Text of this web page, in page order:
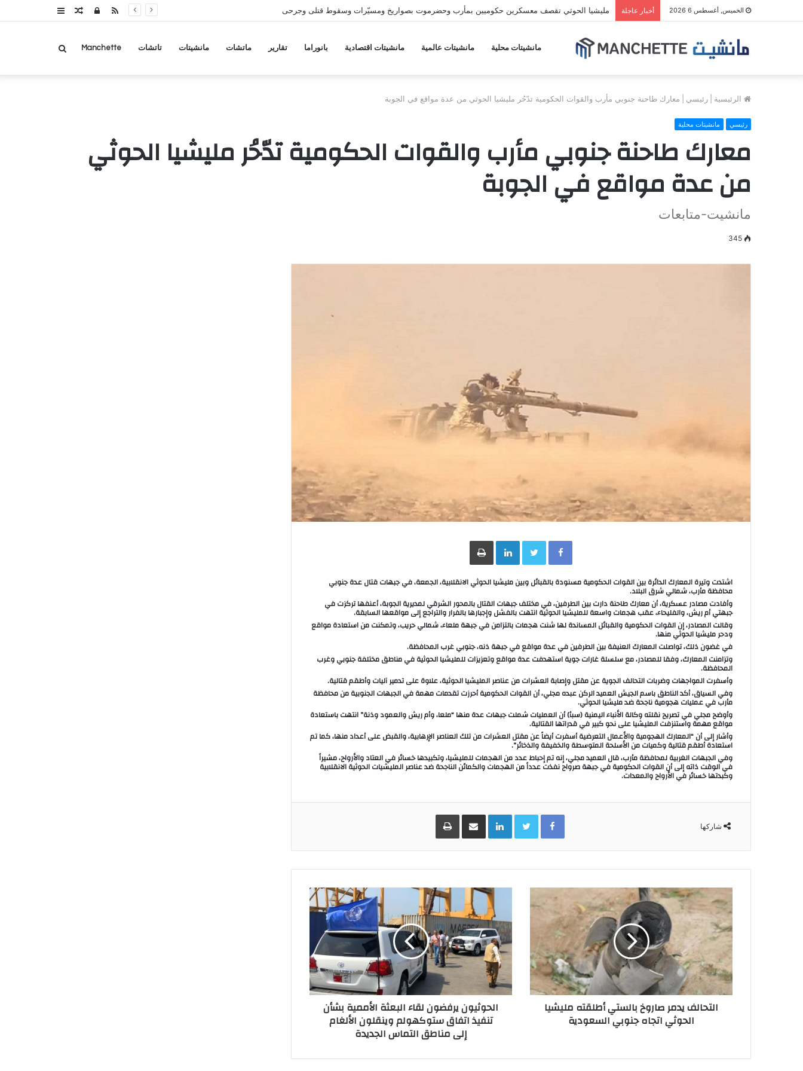
الخميس, أغسطس 6 2026 أخبار عاجلة إسرائيل تقصف جنوب لبنان عقب مقتل جنديين ومحادثات روما تستمر عمودمقالتسجيلRSS
مانشيتات محلية مانشيتات عالمية مانشيتات اقتصادية بانوراما تقارير ماتشات مانشيتات تاتشات Manchette بحث
الرئيسية رئيسي معارك طاحنة جنوبي مأرب والقوات الحكومية تدّحُر مليشيا الحوثي من عدة مواقع في الجوبة
رئيسي مانشيتات محلية
معارك طاحنة جنوبي مأرب والقوات الحكومية تدّحُر مليشيا الحوثي
من عدة مواقع في الجوبة
مانشيت-متابعات
345
Facebook
Twitter
LinkedInطباعة
اشتدت وتيرة المعارك الدائرة بين القوات الحكومية مسنودة بالقبائل وبين مليشيا الحوثي الانقلابية، الجمعة، في جبهات قتال عدة جنوبي
محافظة مأرب، شمالي شرق البلاد.
وأفادت مصادر عسكرية، أن معارك طاحنة دارت بين الطرفين، في مختلف جبهات القتال بالمحور الشرقي لمديرية الجوبة، أعنفها تركزت في
جبهتي أم ريش، والفليحاء، عقب هجمات واسعة للمليشيا الحوثية انتهت بالفشل وإجبارها بالفرار والتراجع إلى مواقعها السابقة.
وقالت المصادر، إن القوات الحكومية والقبائل المساندة لها شنت هجمات بالتزامن في جبهة ملعاء، شمالي حريب، وتمكنت من استعادة مواقع
ودحر مليشيا الحوثي منها.
في غضون ذلك، تواصلت المعارك العنيفة بين الطرفين في عدة مواقع في جبهة ذنه، جنوبي غرب المحافظة.
وتزامنت المعارك، وفقا للمصادر، مع سلسلة غارات جوية استهدفت عدة مواقع وتعزيزات للمليشيا الحوثية في مناطق مختلفة جنوبي وغرب
المحافظة.
وأسفرت المواجهات وضربات التحالف الجوية عن مقتل وإصابة العشرات من عناصر المليشيا الحوثية، علاوة على تدمير آليات وأطقم قتالية.
وفي السياق، أكد الناطق باسم الجيش العميد الركن عبده مجلي، أن القوات الحكومية أحرزت تقدمات مهمة في الجبهات الجنوبية من محافظة
مأرب في عمليات هجومية ناجحة ضد مليشيا الحوثي.
وأوضح مجلي في تصريح نقلته وكالة الأنباء اليمنية (سبأ) أن العمليات شملت جبهات عدة منها “ملعا، وأم ريش والعمود وذنة” انتهت باستعادة
مواقع مهمة واستنزفت المليشيا على نحو كبير في قدراتها القتالية.
وأشار إلى أن “المعارك الهجومية والأعمال التعرضية أسفرت أيضاً عن مقتل العشرات من تلك العناصر الإرهابية، والقبض على أعداد منها، كما تم
استعادة أطقم قتالية وكميات من الأسلحة المتوسطة والخفيفة والذخائر”.
وفي الجبهات الغربية لمحافظة مأرب، قال العميد مجلي، إنه تم إحباط عدد من الهجمات للمليشيا، وتكبيدها خسائر في العتاد والأرواح، مشيراً
في الوقت ذاته إلى أن القوات الحكومية في جبهة صرواح نفذت عدداً من الهجمات والكمائن الناجحة ضد عناصر المليشيات الحوثية الانقلابية
وكبدتها خسائر في الأرواح والمعدات.
شاركها
Facebook
Twitter
LinkedInمشاركة عبر البريد طباعة
التحالف يدمر صاروخ بالستي أطلقته مليشيا
الحوثي اتجاه جنوبي السعودية
الحوثيون يرفضون لقاء البعثة الأممية بشأن
تنفيذ اتفاق ستوكهولم وينقلون الألغام
إلى مناطق التماس الجديدة